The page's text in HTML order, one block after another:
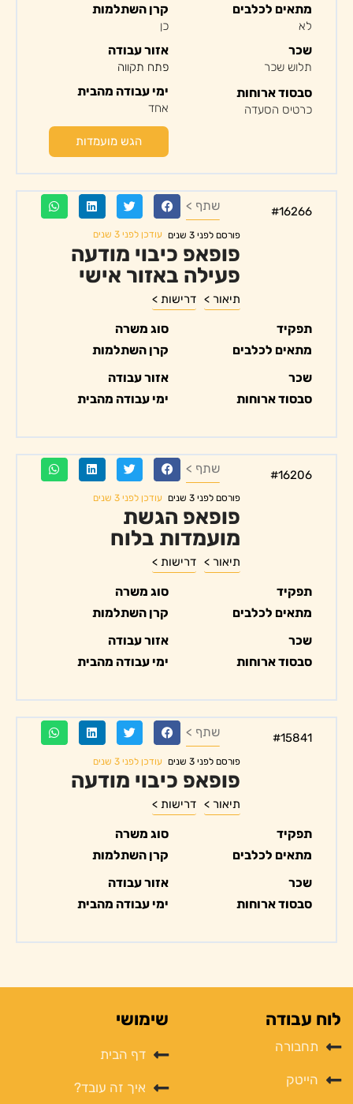
מתאים לכלבים
לא
קרן השתלמות
כן
שכר
תלוש שכר
סבסוד ארוחות
כרטיס הסעדה
אזור עבודה
פתח תקווה
ימי עבודה מהבית
אחד
הגש מועמדות
#16266 שתף >
פורסם לפני 3 שנים עודכן לפני 3 שנים
פופאפ כיבוי מודעה
פעילה באזור אישי
תיאור > דרישות >
תפקיד
מתאים לכלבים
סוג משרה
קרן השתלמות
שכר
סבסוד ארוחות
אזור עבודה
ימי עבודה מהבית
#16206 שתף >
פורסם לפני 3 שנים עודכן לפני 3 שנים
פופאפ הגשת
מועמדות בלוח
תיאור > דרישות >
תפקיד
מתאים לכלבים
סוג משרה
קרן השתלמות
שכר
סבסוד ארוחות
אזור עבודה
ימי עבודה מהבית
#15841 שתף >
פורסם לפני 3 שנים עודכן לפני 3 שנים
פופאפ כיבוי מודעה
תיאור > דרישות >
תפקיד
מתאים לכלבים
סוג משרה
קרן השתלמות
שכר
סבסוד ארוחות
אזור עבודה
ימי עבודה מהבית
שימושי
דף הבית
איך זה עובד?
לוח עבודה
תחבורה
הייטק